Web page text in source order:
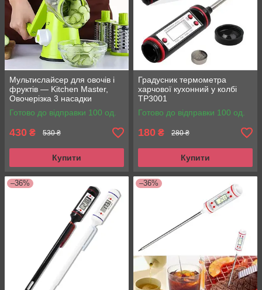
Мультислайсер для овочів і
фруктів — Kitchen Master,
Овочерізка 3 насадки
Tabletop
Готово до відправки 100 од.
430 ₴ 530 ₴
Купити
Градусник термометра
харчової кухонний у колбі
TP3001
Готово до відправки 100 од.
180 ₴ 280 ₴
Купити
–36% –36%